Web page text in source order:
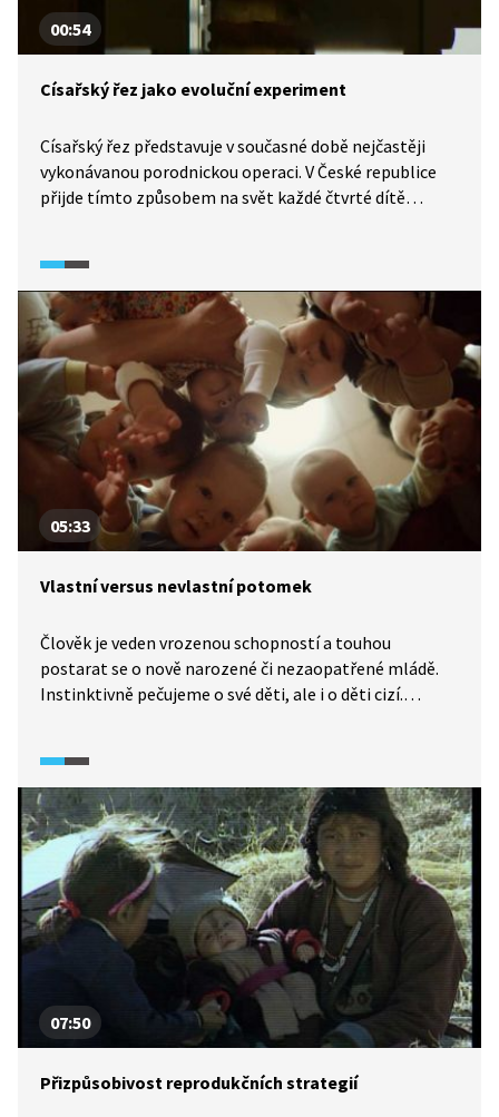
00:54
Císařský řez jako evoluční experiment
Císařský řez představuje v současné době nejčastěji
vykonávanou porodnickou operaci. V České republice
přijde tímto způsobem na svět každé čtvrté dítě
být součástí přírodního porodního systému? Ovlivní
císařský řez druh Homo sapiens?
05:33
Vlastní versus nevlastní potomek
Člověk je veden vrozenou schopností a touhou
postarat se o nově narozené či nezaopatřené mládě.
Instinktivně pečujeme o své děti, ale i o děti cizí.
vlastní, častěji na takovém dítěti páchají násilí.
Psychologické mechanismy nám brání chovat se
násilně k malým dětem, ovšem v případě nevlastního
dítěte tyto mechanismy snadněji selžou.
07:50
Přizpůsobivost reprodukčních strategií